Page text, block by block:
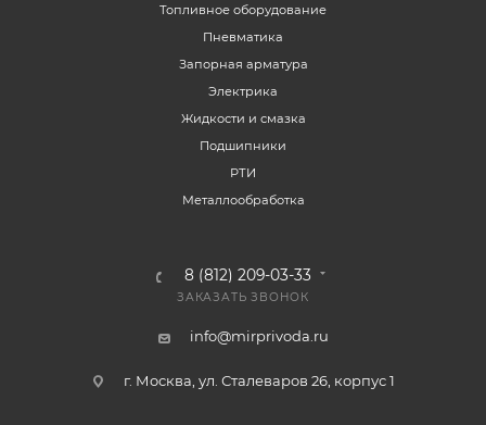
Топливное оборудование
Пневматика
Запорная арматура
Электрика
Жидкости и смазка
Подшипники
РТИ
Металлообработка
8 (812) 209-03-33
ЗАКАЗАТЬ ЗВОНОК
info@mirprivoda.ru
г. Москва, ул. Сталеваров 26, корпус 1